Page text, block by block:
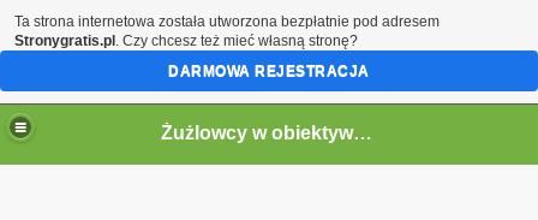
Żużlowcy w obiektywie by Speed
Ta strona internetowa została utworzona bezpłatnie pod adresem
Stronygratis.pl . Czy chcesz też mieć własną stronę?
DARMOWA REJESTRACJA